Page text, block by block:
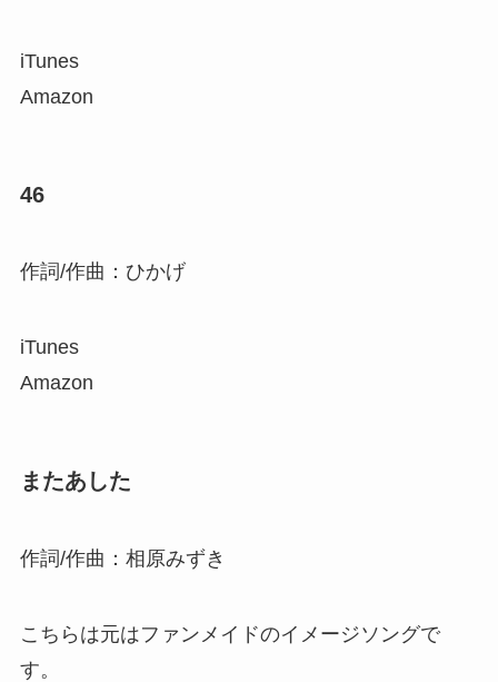
iTunes
Amazon
46
作詞/作曲：ひかげ
iTunes
Amazon
またあした
作詞/作曲：相原みずき
こちらは元はファンメイドのイメージソングで
す。